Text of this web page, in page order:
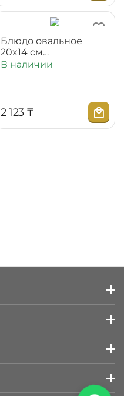
Блюдо овальное
20x14 см
WL‑880301114/A
В наличии
2 123 ₸